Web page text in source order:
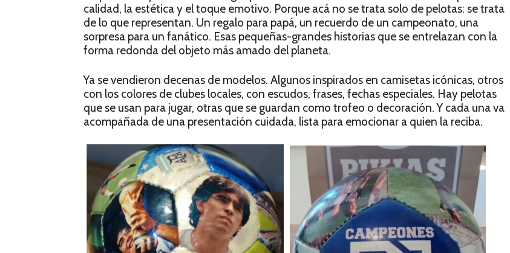
calidad, la estética y el toque emotivo. Porque acá no se trata solo de pelotas: se trata
de lo que representan. Un regalo para papá, un recuerdo de un campeonato, una
sorpresa para un fanático. Esas pequeñas-grandes historias que se entrelazan con la
forma redonda del objeto más amado del planeta.
Ya se vendieron decenas de modelos. Algunos inspirados en camisetas icónicas, otros
con los colores de clubes locales, con escudos, frases, fechas especiales. Hay pelotas
que se usan para jugar, otras que se guardan como trofeo o decoración. Y cada una va
acompañada de una presentación cuidada, lista para emocionar a quien la reciba.